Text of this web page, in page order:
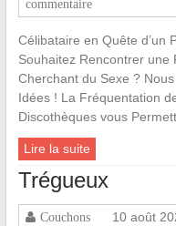
commentaire
Célibataire en Quête d’un
Souhaitez Rencontrer une
Cherchant du Sexe ?
Idées ! La Fréquentation
Discothèques vous
Lire la suite
Trégueux
Couchons 10 août